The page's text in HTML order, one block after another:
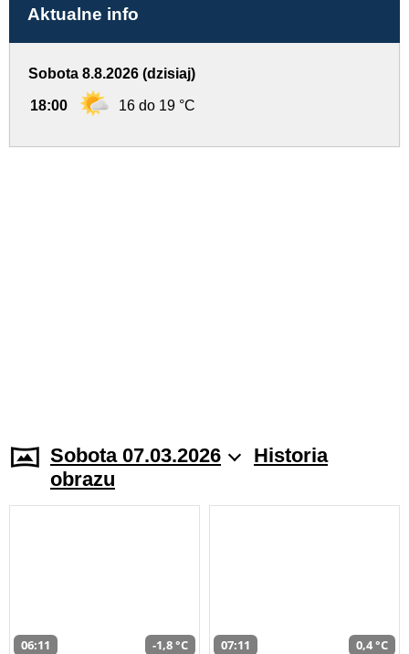
Aktualne info
Sobota 8.8.2026 (dzisiaj)
18:00 16 do 19 °C
Sobota 07.03.2026
Historia
obrazu
06:11 -1,8 °C 07:11 0,4 °C